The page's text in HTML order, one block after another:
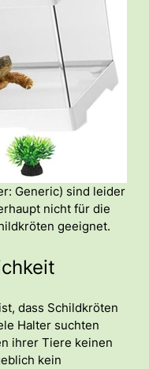
Generic) sind leider
nicht für die
geeignet.
dass Schildkröten
Halter suchten
ihrer Tiere keinen
kein